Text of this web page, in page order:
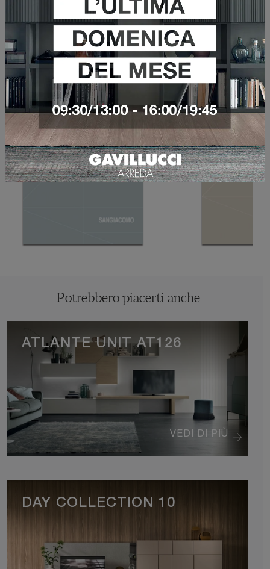
Sfoglia i cataloghi
Potrebbero piacerti anche
VEDI DI PIÙ
ATLANTE UNIT AT126
DAY COLLECTION 10